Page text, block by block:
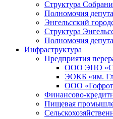
Структура
Полномочия
Энгельсский
Структура
Полномочия
Инфраструктура
Предприятия
ООО ЭПО
ЭОКБ «им.
ООО
Финансово-
Пищевая